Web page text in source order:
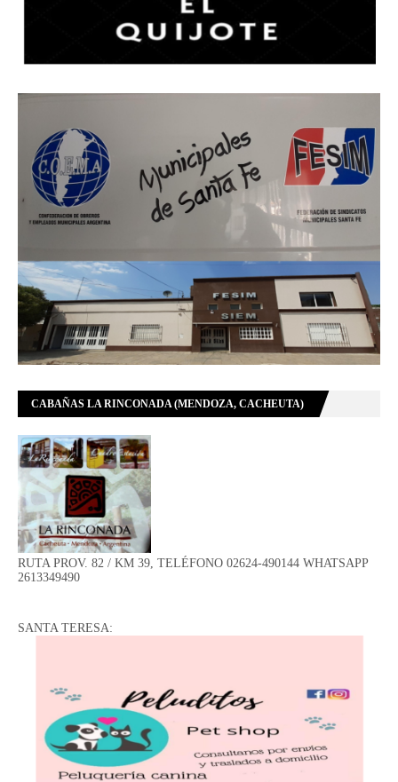
CABAÑAS LA RINCONADA (MENDOZA, CACHEUTA)
RUTA PROV. 82 / KM 39, TELÉFONO 02624-490144 WHATSAPP
2613349490
SANTA TERESA: